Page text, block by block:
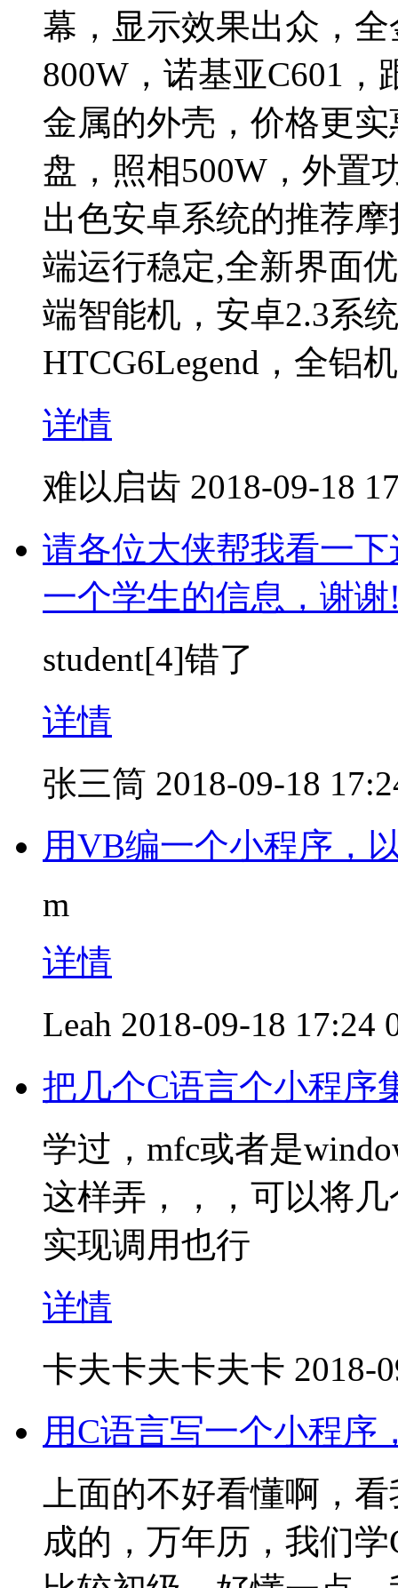
幕，显示效果出众，
800W，诺基亚C601
金属的外壳，价格更
盘，照相500W，外置
出色安卓系统的推荐
端运行稳定,全新界面
端智能机，安卓2.3系
HTCG6Legend，全铝
详情
难以启齿 2018-09-18
请各位大侠帮我看一
一个学生的信息，谢谢
student[4]错了
详情
张三筒 2018-09-18
用VB编一个小程序，
m
详情
Leah 2018-09-18 17:24
把几个C语言个小程序
学过，mfc或者是
这样弄，，，可以将
实现调用也行
详情
卡夫卡夫卡夫卡 2018-
用C语言写一个小程序
上面的不好看懂啊，
成的，万年历，我们